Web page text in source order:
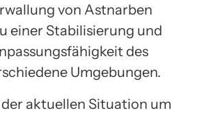
von Astnarben
einer Stabilisierung und
des
Umgebungen.
aktuellen Situation um